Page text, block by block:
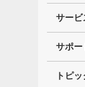
サービ
サポー
トピッ